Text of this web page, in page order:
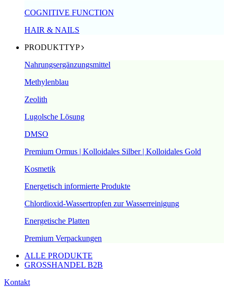
COGNITIVE FUNCTION
HAIR & NAILS
PRODUKTTYP
Nahrungsergänzungsmittel
Methylenblau
Zeolith
Lugolsche Lösung
DMSO
Premium Ormus | Kolloidales Silber | Kolloidales Gold
Kosmetik
Energetisch informierte Produkte
Chlordioxid-Wassertropfen zur Wasserreinigung
Energetische Platten
Premium Verpackungen
ALLE PRODUKTE
GROSSHANDEL B2B
Kontakt